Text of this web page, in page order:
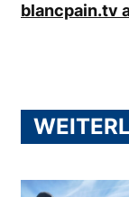
blancpain.tv